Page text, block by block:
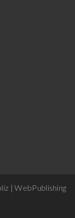
|WebPublishing